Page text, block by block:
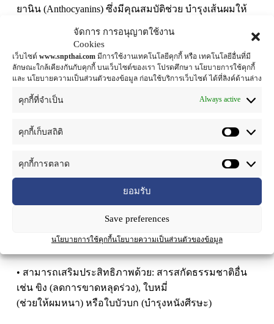
จัดการ การอนุญาตใช้งาน
Cookies
เว็บไซต์ www.snpthai.com มีการใช้งานเทคโนโลยีคุกกี้ หรือ เทคโนโลยีอื่นที่มี
ลักษณะใกล้เคียงกันกับคุกกี้ บนเว็บไซต์ของเรา โปรดศึกษา นโยบายการใช้คุกกี้
และ นโยบายความเป็นส่วนตัวของข้อมูล ก่อนใช้บริการเว็บไซต์ ได้ที่ลิงค์ด้านล่าง
คุกกี้ที่จำเป็น Always active
คุกกี้เก็บสถิติ
คุกกี้การตลาด
ยอมรับ
Save preferences
นโยบายการใช้คุกกี้นโยบายความเป็นส่วนตัวของข้อมูล
ยานิน (Anthocyanins) ซึ่งมีคุณสมบัติช่วย บำรุงเส้นผมให้
ศีรษะให้ชุ่มชื้น ลดอาการคันและรังแค
🧴 แนวทางการใช้ในสูตรแชมพู
• สารสกัดหลัก: Blue Pea Extract (Water-soluble / Liquid
• อัตราการใช้แนะนำ: 1.0 – 5.0%
• pH ที่เหมาะสม: 5.0 – 7.0 เพื่อคงความเสถียรของสีและ
• เข้ากันได้กับ: Surfactant อ่อนโยน เช่น Amino acid-based
Cocoyl Isethionate
• สามารถเสริมประสิทธิภาพด้วย: สารสกัดธรรมชาติอื่น
เช่น ขิง (ลดการขาดหลุดร่วง), ใบหมี่
(ช่วยให้ผมหนา) หรือใบบัวบก (บำรุงหนังศีรษะ)